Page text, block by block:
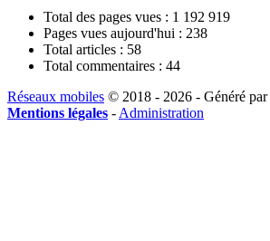
Total des pages vues : 1 192 919
Pages vues aujourd'hui : 238
Total articles : 58
Total commentaires : 44
Réseaux mobiles © 2018 - 2026 - Généré par
Mentions légales - Administration